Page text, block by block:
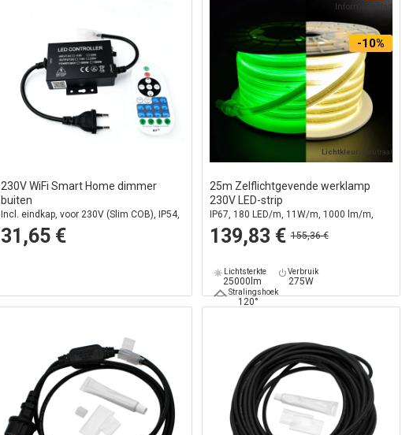
230V WiFi Smart Home dimmer
buiten
Incl. eindkap, voor 230V (Slim COB), IP54,
geheugenfunctie, max. 50 m
31,65 €
Informatieblad
Lichtkleur: Neutraal
-10%
25m Zelflichtgevende werklamp
230V LED-strip
IP67, 180 LED/m, 11W/m, 1000 lm/m,
4000K
139,83 €155,36 €
Lichtsterkte
25000lm
Verbruik
275W
Stralingshoek
120°